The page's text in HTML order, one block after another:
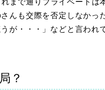
んも交際を否定しなかっ
が・・・」などと言われ
？